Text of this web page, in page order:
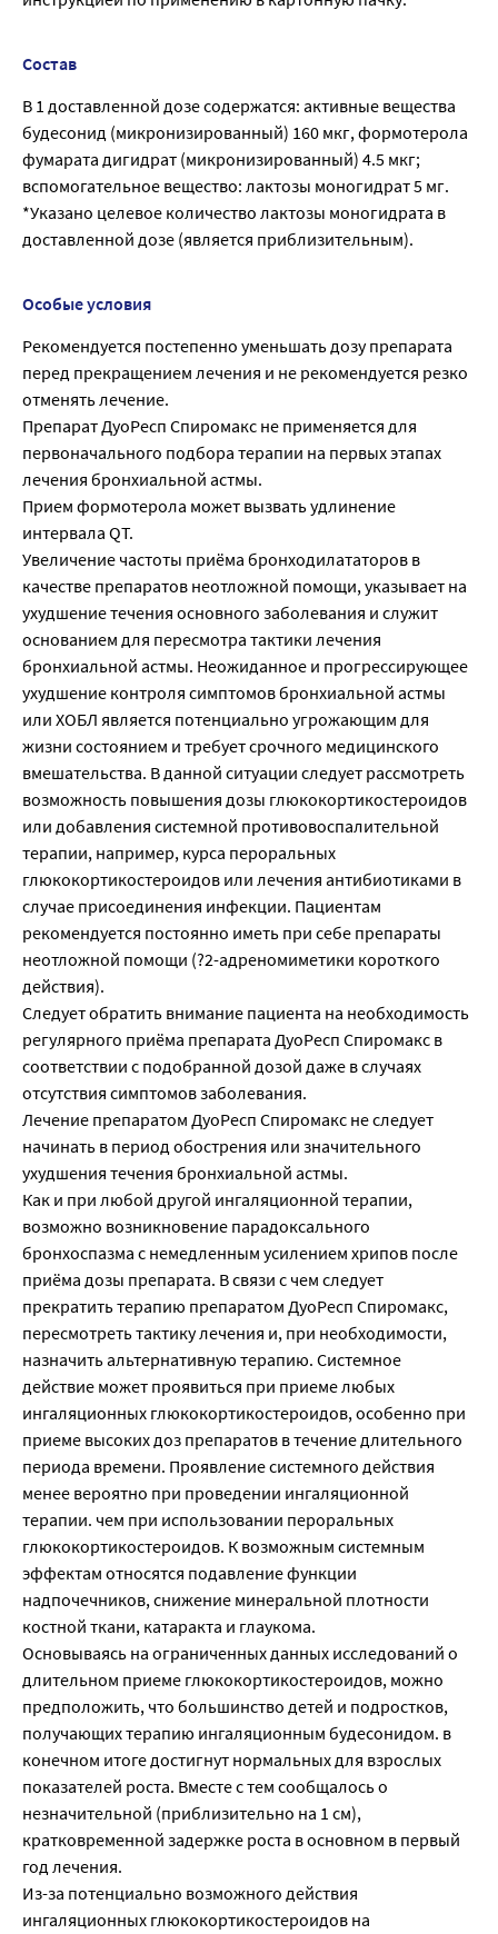
Состав
В 1 доставленной дозе содержатся: активные вещества
будесонид (микронизированный) 160 мкг, формотерола
фумарата дигидрат (микронизированный) 4.5 мкг;
вспомогательное вещество: лактозы моногидрат 5 мг.
*Указано целевое количество лактозы моногидрата в
доставленной дозе (является приблизительным).
Особые условия
Рекомендуется постепенно уменьшать дозу препарата
перед прекращением лечения и не рекомендуется резко
отменять лечение.
Препарат ДуоРесп Спиромакс не применяется для
первоначального подбора терапии на первых этапах
лечения бронхиальной астмы.
Прием формотерола может вызвать удлинение
интервала QT.
Увеличение частоты приёма бронходилататоров в
качестве препаратов неотложной помощи, указывает на
ухудшение течения основного заболевания и служит
основанием для пересмотра тактики лечения
бронхиальной астмы. Неожиданное и прогрессирующее
ухудшение контроля симптомов бронхиальной астмы
или ХОБЛ является потенциально угрожающим для
жизни состоянием и требует срочного медицинского
вмешательства. В данной ситуации следует рассмотреть
возможность повышения дозы глюкокортикостероидов
или добавления системной противовоспалительной
терапии, например, курса пероральных
глюкокортикостероидов или лечения антибиотиками в
случае присоединения инфекции. Пациентам
рекомендуется постоянно иметь при себе препараты
неотложной помощи (?2-адреномиметики короткого
действия).
Следует обратить внимание пациента на необходимость
регулярного приёма препарата ДуоРесп Спиромакс в
соответствии с подобранной дозой даже в случаях
отсутствия симптомов заболевания.
Лечение препаратом ДуоРесп Спиромакс не следует
начинать в период обострения или значительного
ухудшения течения бронхиальной астмы.
Как и при любой другой ингаляционной терапии,
возможно возникновение парадоксального
бронхоспазма с немедленным усилением хрипов после
приёма дозы препарата. В связи с чем следует
прекратить терапию препаратом ДуоРесп Спиромакс,
пересмотреть тактику лечения и, при необходимости,
назначить альтернативную терапию. Системное
действие может проявиться при приеме любых
ингаляционных глюкокортикостероидов, особенно при
приеме высоких доз препаратов в течение длительного
периода времени. Проявление системного действия
менее вероятно при проведении ингаляционной
терапии. чем при использовании пероральных
глюкокортикостероидов. К возможным системным
эффектам относятся подавление функции
надпочечников, снижение минеральной плотности
костной ткани, катаракта и глаукома.
Основываясь на ограниченных данных исследований о
длительном приеме глюкокортикостероидов, можно
предположить, что большинство детей и подростков,
получающих терапию ингаляционным будесонидом. в
конечном итоге достигнут нормальных для взрослых
показателей роста. Вместе с тем сообщалось о
незначительной (приблизительно на 1 см),
кратковременной задержке роста в основном в первый
год лечения.
Из-за потенциально возможного действия
ингаляционных глюкокортикостероидов на